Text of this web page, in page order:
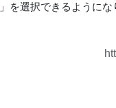
を選択できるようにな